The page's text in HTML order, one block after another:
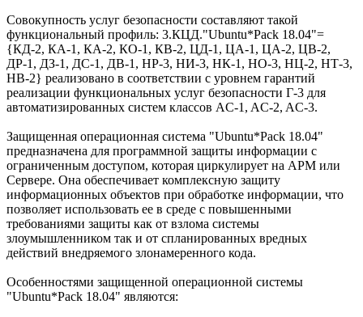
Совокупность услуг безопасности составляют такой
функциональный профиль: 3.КЦД."Ubuntu*Pack 18.04"=
{КД-2, КА-1, КА-2, КО-1, КВ-2, ЦД-1, ЦА-1, ЦА-2, ЦВ-2,
ДР-1, ДЗ-1, ДС-1, ДВ-1, НР-3, НИ-3, НК-1, НО-3, НЦ-2, НТ-3,
НВ-2} реализовано в соответствии с уровнем гарантий
реализации функциональных услуг безопасности Г-3 для
автоматизированных систем классов AC-1, AC-2, AC-3.
Защищенная операционная система "Ubuntu*Pack 18.04"
предназначена для программной защиты информации с
ограниченным доступом, которая циркулирует на АРМ или
Сервере. Она обеспечивает комплексную защиту
информационных объектов при обработке информации, что
позволяет использовать ее в среде с повышенными
требованиями защиты как от взлома системы
злоумышленником так и от спланированных вредных
действий внедряемого злонамеренного кода.
Особенностями защищенной операционной системы
"Ubuntu*Pack 18.04" являются: